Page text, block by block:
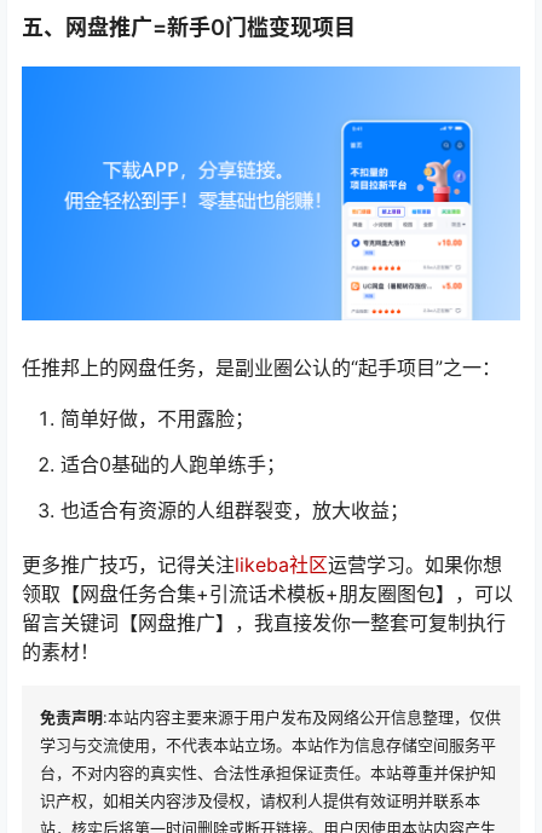
五、网盘推广=新手0门槛变现项目
任推邦上的网盘任务，是副业圈公认的“起手项目”之一：
简单好做，不用露脸；
适合0基础的人跑单练手；
也适合有资源的人组群裂变，放大收益；
更多推广技巧，记得关注likeba社区运营学习。如果你想
领取【网盘任务合集+引流话术模板+朋友圈图包】，可以
留言关键词【网盘推广】，我直接发你一整套可复制执行
的素材！
免责声明:本站内容主要来源于用户发布及网络公开信息整理，仅供
学习与交流使用，不代表本站立场。本站作为信息存储空间服务平
台，不对内容的真实性、合法性承担保证责任。本站尊重并保护知
识产权，如相关内容涉及侵权，请权利人提供有效证明并联系本
站，核实后将第一时间删除或断开链接。用户因使用本站内容产生